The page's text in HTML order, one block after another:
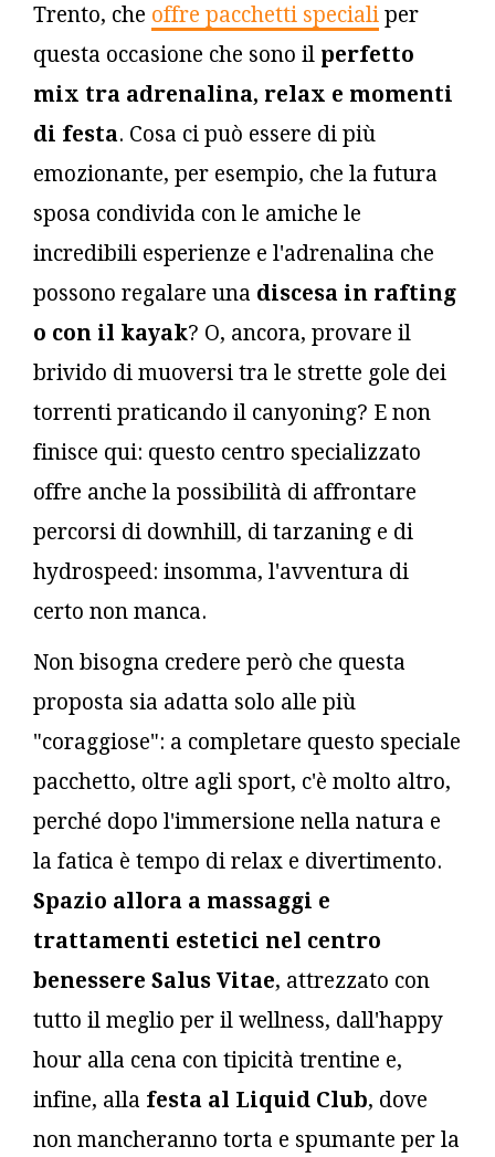
Trento, che offre pacchetti speciali per
questa occasione che sono il perfetto
mix tra adrenalina, relax e momenti
di festa. Cosa ci può essere di più
emozionante, per esempio, che la futura
sposa condivida con le amiche le
incredibili esperienze e l'adrenalina che
possono regalare una discesa in rafting
o con il kayak? O, ancora, provare il
brivido di muoversi tra le strette gole dei
torrenti praticando il canyoning? E non
finisce qui: questo centro specializzato
offre anche la possibilità di affrontare
percorsi di downhill, di tarzaning e di
hydrospeed: insomma, l'avventura di
certo non manca.
Non bisogna credere però che questa
proposta sia adatta solo alle più
"coraggiose": a completare questo speciale
pacchetto, oltre agli sport, c'è molto altro,
perché dopo l'immersione nella natura e
la fatica è tempo di relax e divertimento.
Spazio allora a massaggi e
trattamenti estetici nel centro
benessere Salus Vitae, attrezzato con
tutto il meglio per il wellness, dall'happy
hour alla cena con tipicità trentine e,
infine, alla festa al Liquid Club, dove
non mancheranno torta e spumante per la